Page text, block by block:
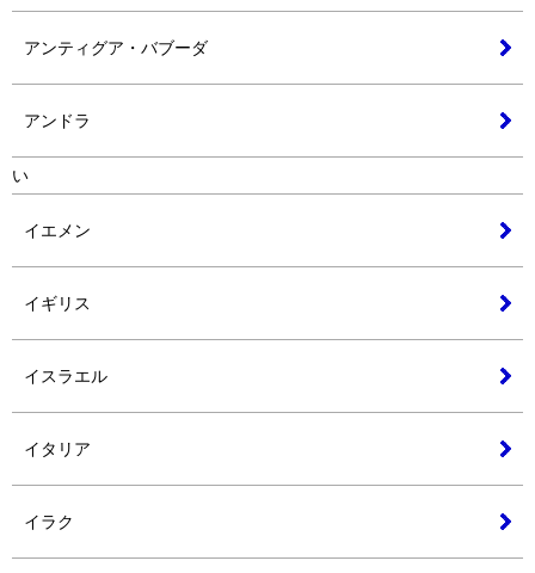
アンティグア・バブーダ
アンドラ
い
イエメン
イギリス
イスラエル
イタリア
イラク